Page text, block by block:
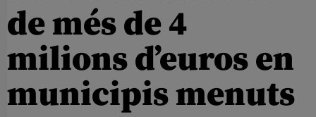
de més de 4
milions d’euros en
municipis menuts